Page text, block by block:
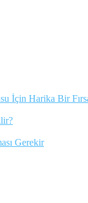
İçin Harika Bir
Gerekir